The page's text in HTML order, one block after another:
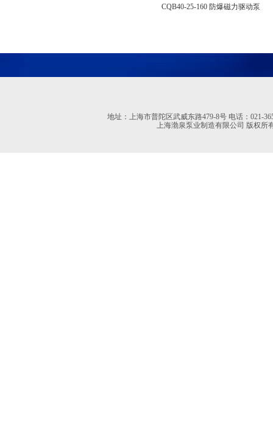
CQB40-25-160 防爆磁力驱动泵
地址：上海市普陀区武威东路479-8号 电话：021-
上海渤泉泵业制造有限公司 版权所